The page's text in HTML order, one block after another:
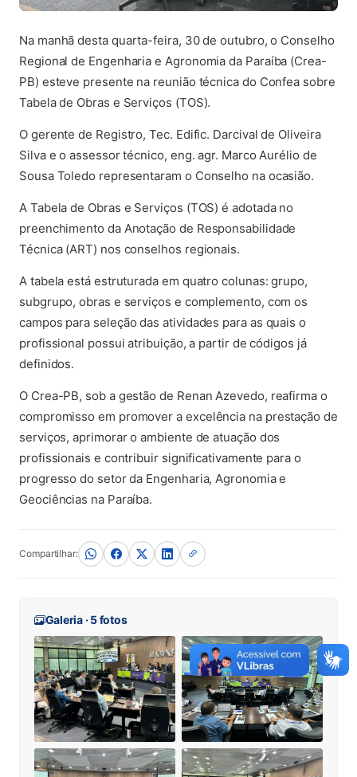
Na manhã desta quarta-feira, 30 de outubro, o Conselho
Regional de Engenharia e Agronomia da Paraíba (Crea-
PB) esteve presente na reunião técnica do Confea sobre
Tabela de Obras e Serviços (TOS).
O gerente de Registro, Tec. Edific. Darcival de Oliveira
Silva e o assessor técnico, eng. agr. Marco Aurélio de
Sousa Toledo representaram o Conselho na ocasião.
A Tabela de Obras e Serviços (TOS) é adotada no
preenchimento da Anotação de Responsabilidade
Técnica (ART) nos conselhos regionais.
A tabela está estruturada em quatro colunas: grupo,
subgrupo, obras e serviços e complemento, com os
campos para seleção das atividades para as quais o
profissional possui atribuição, a partir de códigos já
definidos.
O Crea-PB, sob a gestão de Renan Azevedo, reafirma o
compromisso em promover a excelência na prestação de
serviços, aprimorar o ambiente de atuação dos
profissionais e contribuir significativamente para o
progresso do setor da Engenharia, Agronomia e
Geociências na Paraíba.
Compartilhar:
Galeria · 5 fotos